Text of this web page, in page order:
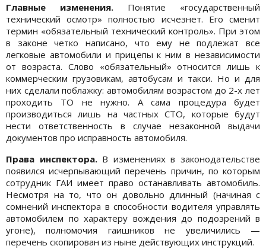
Главные изменения. Понятие «государственный
технический осмотр» полностью исчезнет. Его сменит
термин «обязательный технический контроль». При этом
в законе четко написано, что ему не подлежат все
легковые автомобили и прицепы к ним в независимости
от возраста. Слово «обязательный» относится лишь к
коммерческим грузовикам, автобусам и такси. Но и для
них сделали поблажку: автомобилям возрастом до 2-х лет
проходить ТО не нужно. А сама процедура будет
производиться лишь на частных СТО, которые будут
нести ответственность в случае незаконной выдачи
документов про исправность автомобиля.
Права инспектора. В изменениях в законодательстве
появился исчерпывающий перечень причин, по которым
сотрудник ГАИ имеет право останавливать автомобиль.
Несмотря на то, что он довольно длинный (начиная с
сомнений инспектора в способности водителя управлять
автомобилем по характеру вождения до подозрений в
угоне), полномочия гаишников не увеличились —
перечень скопирован из ныне действующих инструкций.